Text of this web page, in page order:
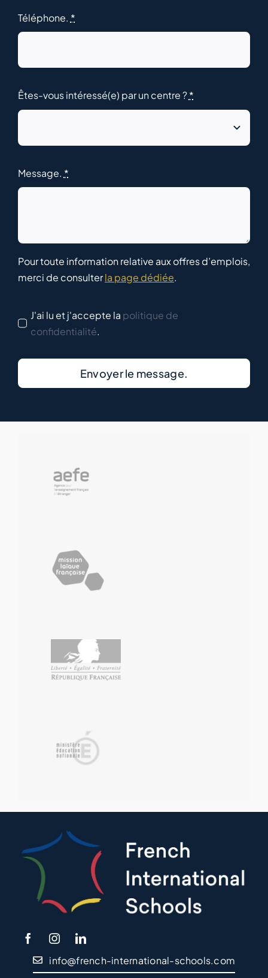
Téléphone.*
Êtes-vous intéressé(e) par un centre ?*
Message.*
Pour toute information relative aux offres d’emplois,
J'ai lu et j'accepte la
Envoyer le message.
info@french-international-schools.com